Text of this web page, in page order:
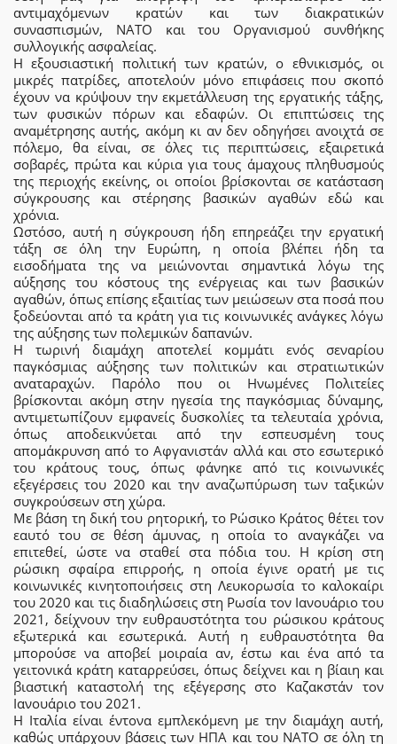
αντιμαχόμενων κρατών και των διακρατικών
συνασπισμών, NATO και του Οργανισμού συνθήκης
συλλογικής ασφαλείας.
Η εξουσιαστική πολιτική των κρατών, ο εθνικισμός, οι
μικρές πατρίδες, αποτελούν μόνο επιφάσεις που σκοπό
έχουν να κρύψουν την εκμετάλλευση της εργατικής τάξης,
των φυσικών πόρων και εδαφών. Οι επιπτώσεις της
αναμέτρησης αυτής, ακόμη κι αν δεν οδηγήσει ανοιχτά σε
πόλεμο, θα είναι, σε όλες τις περιπτώσεις, εξαιρετικά
σοβαρές, πρώτα και κύρια για τους άμαχους πληθυσμούς
της περιοχής εκείνης, οι οποίοι βρίσκονται σε κατάσταση
σύγκρουσης και στέρησης βασικών αγαθών εδώ και
χρόνια.
Ωστόσο, αυτή η σύγκρουση ήδη επηρεάζει την εργατική
τάξη σε όλη την Ευρώπη, η οποία βλέπει ήδη τα
εισοδήματα της να μειώνονται σημαντικά λόγω της
αύξησης του κόστους της ενέργειας και των βασικών
αγαθών, όπως επίσης εξαιτίας των μειώσεων στα ποσά που
ξοδεύονται από τα κράτη για τις κοινωνικές ανάγκες λόγω
της αύξησης των πολεμικών δαπανών.
Η τωρινή διαμάχη αποτελεί κομμάτι ενός σεναρίου
παγκόσμιας αύξησης των πολιτικών και στρατιωτικών
αναταραχών. Παρόλο που οι Ηνωμένες Πολιτείες
βρίσκονται ακόμη στην ηγεσία της παγκόσμιας δύναμης,
αντιμετωπίζουν εμφανείς δυσκολίες τα τελευταία χρόνια,
όπως αποδεικνύεται από την εσπευσμένη τους
απομάκρυνση από το Αφγανιστάν αλλά και στο εσωτερικό
του κράτους τους, όπως φάνηκε από τις κοινωνικές
εξεγέρσεις του 2020 και την αναζωπύρωση των ταξικών
συγκρούσεων στη χώρα.
Με βάση τη δική του ρητορική, το Ρώσικο Κράτος θέτει τον
εαυτό του σε θέση άμυνας, η οποία το αναγκάζει να
επιτεθεί, ώστε να σταθεί στα πόδια του. Η κρίση στη
ρώσικη σφαίρα επιρροής, η οποία έγινε ορατή με τις
κοινωνικές κινητοποιήσεις στη Λευκορωσία το καλοκαίρι
του 2020 και τις διαδηλώσεις στη Ρωσία τον Ιανουάριο του
2021, δείχνουν την ευθραυστότητα του ρώσικου κράτους
εξωτερικά και εσωτερικά. Αυτή η ευθραυστότητα θα
μπορούσε να αποβεί μοιραία αν, έστω και ένα από τα
γειτονικά κράτη καταρρεύσει, όπως δείχνει και η βίαιη και
βιαστική καταστολή της εξέγερσης στο Καζακστάν τον
Ιανουάριο του 2021.
Η Ιταλία είναι έντονα εμπλεκόμενη με την διαμάχη αυτή,
καθώς υπάρχουν βάσεις των ΗΠΑ και του ΝΑΤΟ σε όλη τη